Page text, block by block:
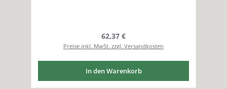
Regulärer Preis:
62,37 €
Preise inkl. MwSt. zzgl. Versandkosten
In den Warenkorb